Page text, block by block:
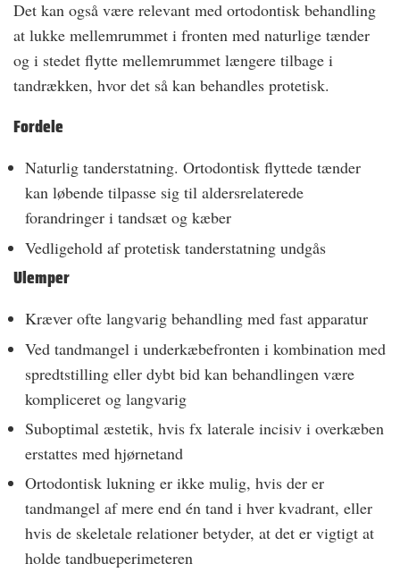
Det kan også være relevant med ortodontisk behandling
at lukke mellemrummet i fronten med naturlige tænder
og i stedet flytte mellemrummet længere tilbage i
tandrækken, hvor det så kan behandles protetisk.
Fordele
Naturlig tanderstatning. Ortodontisk flyttede tænder
kan løbende tilpasse sig til aldersrelaterede
forandringer i tandsæt og kæber
Vedligehold af protetisk tanderstatning undgås
Ulemper
Kræver ofte langvarig behandling med fast apparatur
Ved tandmangel i underkæbefronten i kombination med
spredtstilling eller dybt bid kan behandlingen være
kompliceret og langvarig
Suboptimal æstetik, hvis fx laterale incisiv i overkæben
erstattes med hjørnetand
Ortodontisk lukning er ikke mulig, hvis der er
tandmangel af mere end én tand i hver kvadrant, eller
hvis de skeletale relationer betyder, at det er vigtigt at
holde tandbueperimeteren